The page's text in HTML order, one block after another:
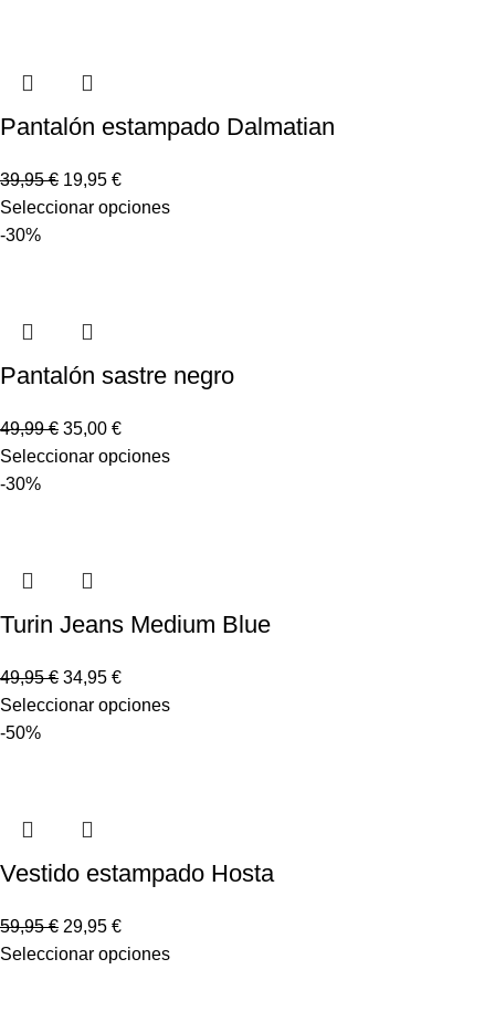
Pantalón estampado Dalmatian
39,95€ 19,95 €
Seleccionar opciones
-30%
Pantalón sastre negro
49,99€ 35,00 €
Seleccionar opciones
-30%
Turin Jeans Medium Blue
49,95€ 34,95 €
Seleccionar opciones
-50%
Vestido estampado Hosta
59,95€ 29,95 €
Seleccionar opciones